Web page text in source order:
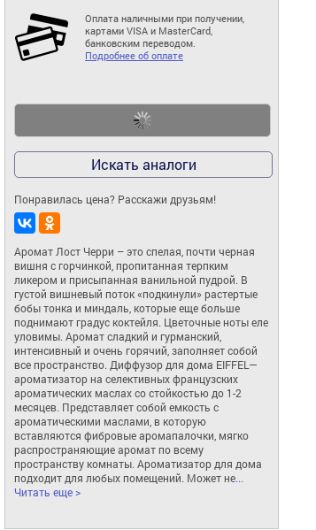
Оплата наличными при получении,
картами VISA и MasterCard,
банковским переводом.
Подробнее об оплате
Искать аналоги
Понравилась цена? Расскажи друзьям!
Аромат Лост Черри – это спелая, почти черная
вишня с горчинкой, пропитанная терпким
ликером и присыпанная ванильной пудрой. В
густой вишневый поток «подкинули» растертые
бобы тонка и миндаль, которые еще больше
поднимают градус коктейля. Цветочные ноты еле
уловимы. Аромат сладкий и гурманский,
интенсивный и очень горячий, заполняет собой
все пространство. Диффузор для дома EIFFEL—
ароматизатор на селективных французских
ароматических маслах со стойкостью до 1-2
месяцев. Представляет собой емкость с
ароматическими маслами, в которую
вставляются фибровые аромапалочки, мягко
распространяющие аромат по всему
пространству комнаты. Ароматизатор для дома
подходит для любых помещений. Может не...
Читать еще >